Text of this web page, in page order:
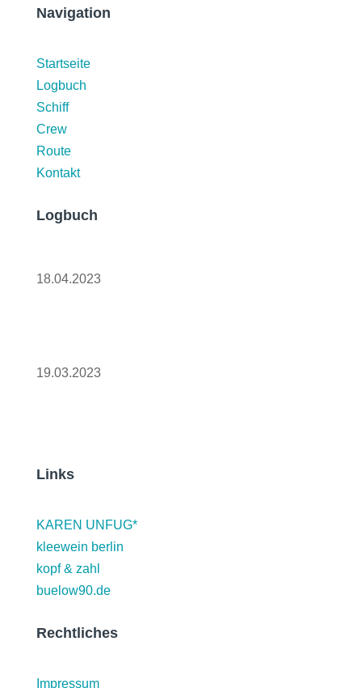
Navigation
Startseite
Logbuch
Schiff
Crew
Route
Kontakt
Logbuch
18.04.2023
19.03.2023
Links
KAREN UNFUG*
kleewein berlin
kopf & zahl
buelow90.de
Rechtliches
Impressum